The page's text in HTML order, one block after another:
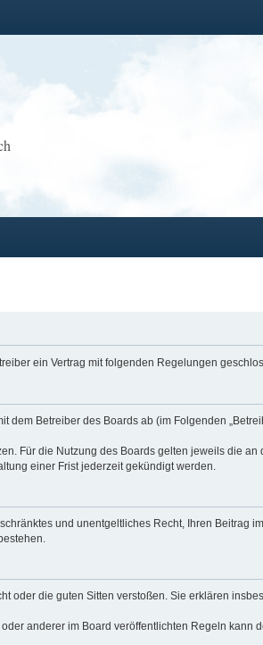
ein Vertrag mit folgenden Regelungen
dem Betreiber des Boards ab (im Folgenden
Für die Nutzung des Boards gelten jeweils die
einer Frist jederzeit gekündigt werden.
und unentgeltliches Recht, Ihren Beitrag
die guten Sitten verstoßen. Sie erklären
anderer im Board veröffentlichten Regeln kann